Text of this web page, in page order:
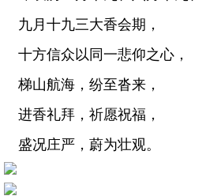
九月十九三大香会期，
十方信众以同一悲仰之心，
梯山航海，纷至沓来，
进香礼拜，祈愿祝福，
盛况庄严，蔚为壮观。